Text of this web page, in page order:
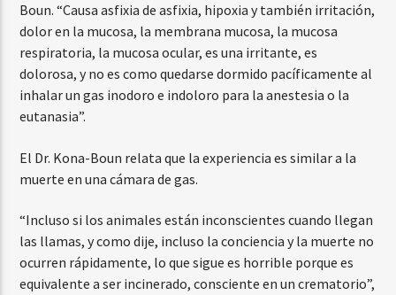
Boun. “Causa asfixia de asfixia, hipoxia y también irritación,
dolor en la mucosa, la membrana mucosa, la mucosa
respiratoria, la mucosa ocular, es una irritante, es
dolorosa, y no es como quedarse dormido pacíficamente al
inhalar un gas inodoro e indoloro para la anestesia o la
eutanasia”.
El Dr. Kona-Boun relata que la experiencia es similar a la
muerte en una cámara de gas.
“Incluso si los animales están inconscientes cuando llegan
las llamas, y como dije, incluso la conciencia y la muerte no
ocurren rápidamente, lo que sigue es horrible porque es
equivalente a ser incinerado, consciente en un crematorio”,